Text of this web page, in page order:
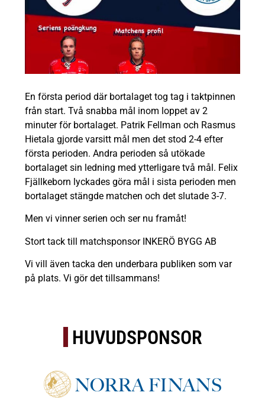
En första period där bortalaget tog tag i taktpinnen
från start. Två snabba mål inom loppet av 2
minuter för bortalaget. Patrik Fellman och Rasmus
Hietala gjorde varsitt mål men det stod 2-4 efter
första perioden. Andra perioden så utökade
bortalaget sin ledning med ytterligare två mål. Felix
Fjällkeborn lyckades göra mål i sista perioden men
bortalaget stängde matchen och det slutade 3-7.
Men vi vinner serien och ser nu framåt!
Stort tack till matchsponsor INKERÖ BYGG AB
Vi vill även tacka den underbara publiken som var
på plats. Vi gör det tillsammans!
HUVUDSPONSOR